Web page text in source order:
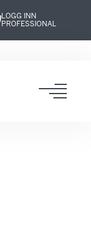
LOGG INN
PROFESSIONAL